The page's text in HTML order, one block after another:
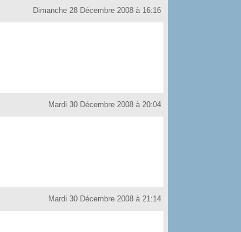
Dimanche 28 Décembre 2008 à 16:16
Mardi 30 Décembre 2008 à 20:04
Mardi 30 Décembre 2008 à 21:14